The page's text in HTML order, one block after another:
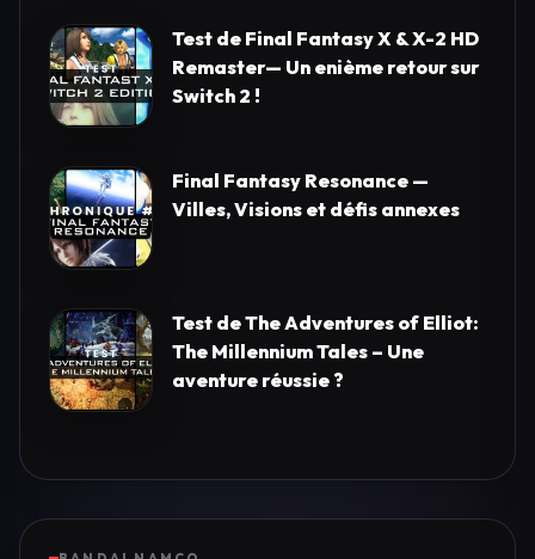
Test de Final Fantasy X & X-2 HD
Remaster— Un enième retour sur
Switch 2 !
Final Fantasy Resonance —
Villes, Visions et défis annexes
Test de The Adventures of Elliot:
The Millennium Tales – Une
aventure réussie ?